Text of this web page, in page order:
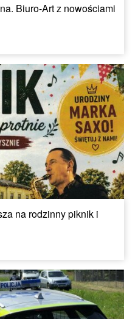
Biuro-Art z nowościami
na rodzinny piknik i